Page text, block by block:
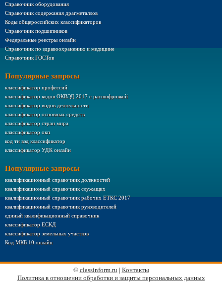
Справочник оборудования
Справочник содержания драгметаллов
Коды общероссийских классификаторов
Справочник подшипников
Федеральные реестры онлайн
Справочник по здравоохранению и медицине
Справочник ГОСТов
Популярные запросы
классификатор профессий
классификатор кодов ОКВЭД 2017 с расшифровкой
классификатор видов деятельности
классификатор основных средств
классификатор стран мира
классификатор окп
код тн вэд классификатор
классификатор УДК онлайн
Популярные запросы
квалификационный справочник должностей
квалификационный справочник служащих
квалификационный справочник рабочих ЕТКС 2017
квалификационный справочник руководителей
единый квалификационный справочник
классификатор ЕСКД
классификатор земельных участков
Код МКБ 10 онлайн
© classinform.ru | Контакты
Политика в отношении обработки и защиты персональных данных